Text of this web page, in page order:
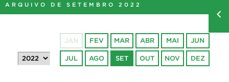
CONCURSOS
OUVIDORIA
ARQUIVO DE SETEMBRO 2022
JAN FEV MAR ABR MAI JUN
JUL AGO SET OUT NOV DEZ